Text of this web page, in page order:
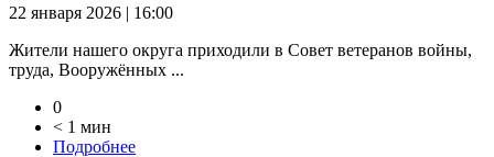
22 января 2026 | 16:00
Жители нашего округа приходили в Совет ветеранов войны,
труда, Вооружённых ...
0
< 1 мин
Подробнее